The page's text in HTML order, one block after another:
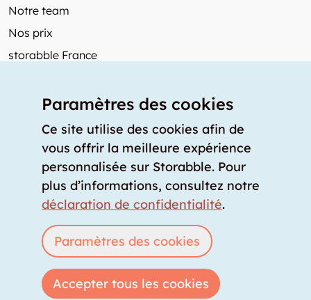
Notre team
Nos prix
storabble France
Articles de presse
Comment calculer la capacité d'un garde-meuble?
Quel est le tarif moyen d'un garde-meuble?
Pour fournisseurs de stockage
Connexion Annoncez un espace de stockage
Paramètres des cookies
Ce site utilise des cookies afin de
vous offrir la meilleure expérience
personnalisée sur Storabble. Pour
plus d’informations, consultez notre
déclaration de confidentialité.
Paramètres des cookies
Accepter tous les cookies